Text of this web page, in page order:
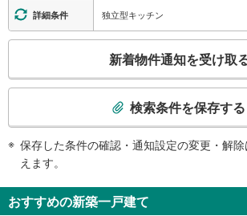
【小田急電鉄】
・各ホーム⇔南口改札
【東急電鉄】
エスカレータ
【東急電鉄】
・改札⇔駅ビル２Ｆ（正面口付近）
トイレ
【小田急電鉄】
・北口改札内（２番線ホーム直結）
【東急電鉄】
詳細条件 独立型キッチン
検
知
を
新着物件通知を受け取
検索条件を保存する
保存した条件の確認・通知設定の変更・解除
えます。
おすすめの新築一戸建て